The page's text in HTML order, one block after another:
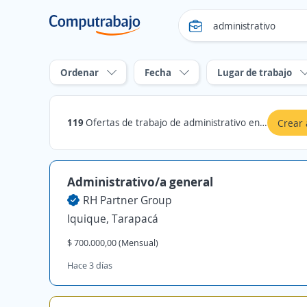
Ordenar Fecha Lugar de trabajo
119 Ofertas de trabajo de administrativo en Tarapacá Crear
Administrativo/a general
RH Partner Group
Iquique, Tarapacá
$ 700.000,00 (Mensual)
Hace 3 días